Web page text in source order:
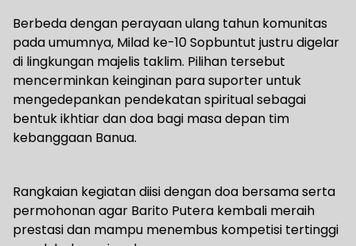
Berbeda dengan perayaan ulang tahun komunitas
pada umumnya, Milad ke-10 Sopbuntut justru digelar
di lingkungan majelis taklim. Pilihan tersebut
mencerminkan keinginan para suporter untuk
mengedepankan pendekatan spiritual sebagai
bentuk ikhtiar dan doa bagi masa depan tim
kebanggaan Banua.
Rangkaian kegiatan diisi dengan doa bersama serta
permohonan agar Barito Putera kembali meraih
prestasi dan mampu menembus kompetisi tertinggi